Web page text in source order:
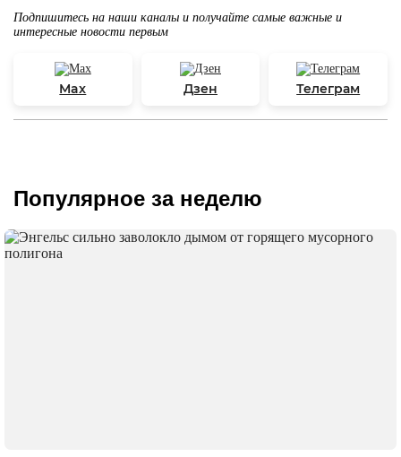
Подпишитесь на наши каналы и получайте самые важные и
интересные новости первым
Max Дзен Телеграм
Популярное за неделю